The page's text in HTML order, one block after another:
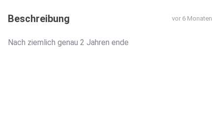
Beschreibung vor 6 Monaten
Nach ziemlich genau 2 Jahren ende